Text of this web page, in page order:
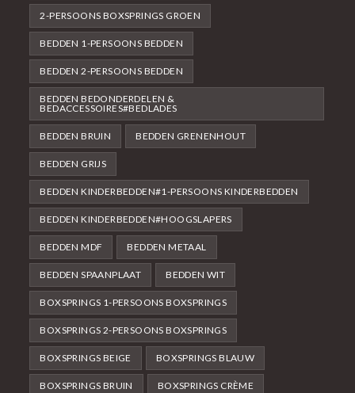
2-PERSOONS BOXSPRINGS GROEN
BEDDEN 1-PERSOONS BEDDEN
BEDDEN 2-PERSOONS BEDDEN
BEDDEN BEDONDERDELEN &
BEDACCESSOIRES#BEDLADES
BEDDEN BRUIN BEDDEN GRENENHOUT
BEDDEN GRIJS
BEDDEN KINDERBEDDEN#1-PERSOONS KINDERBEDDEN
BEDDEN KINDERBEDDEN#HOOGSLAPERS
BEDDEN MDF BEDDEN METAAL
BEDDEN SPAANPLAAT BEDDEN WIT
BOXSPRINGS 1-PERSOONS BOXSPRINGS
BOXSPRINGS 2-PERSOONS BOXSPRINGS
BOXSPRINGS BEIGE BOXSPRINGS BLAUW
BOXSPRINGS BRUIN BOXSPRINGS CRÈME